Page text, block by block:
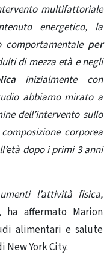
multifattoriale
energetico, la
comportamentale per
di mezza età e negli
inizialmente con
abbiamo mirato a
dell’intervento sullo
corporea
dopo i primi 3 anni
l’attività fisica,
ha affermato Marion
alimentari e salute
New York City.